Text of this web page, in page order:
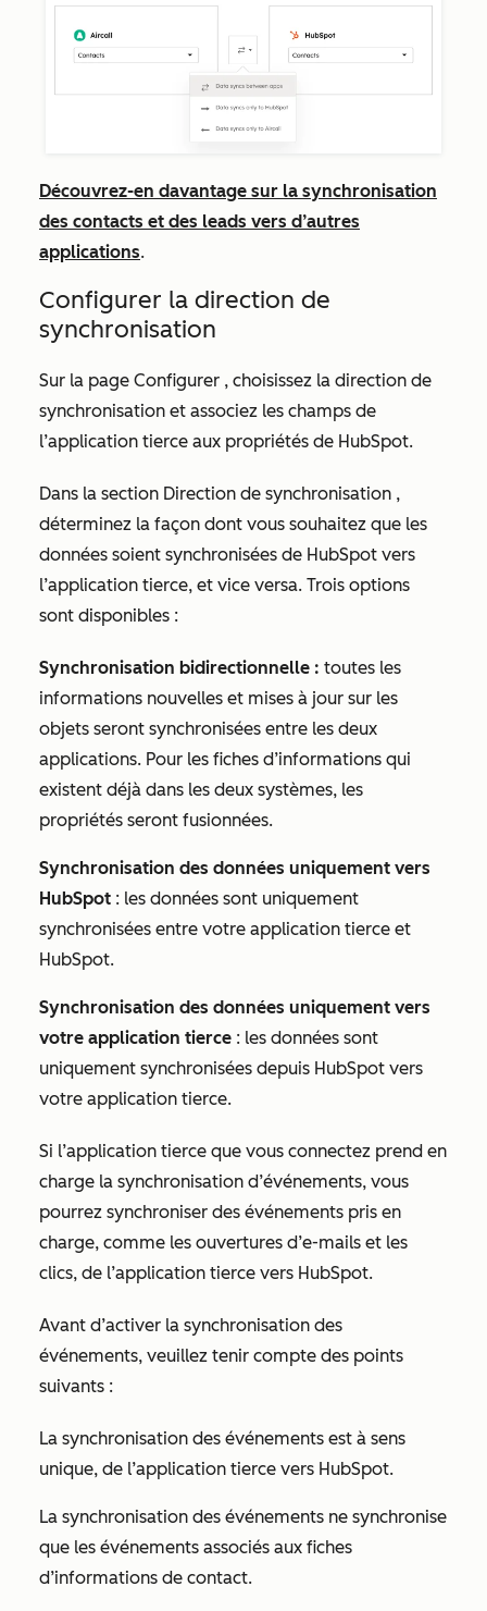
Découvrez-en davantage sur la synchronisation
des contacts et des leads vers d’autres
applications.
Configurer la direction de
synchronisation
Sur la page Configurer , choisissez la direction de
synchronisation et associez les champs de
l’application tierce aux propriétés de HubSpot.
Dans la section Direction de synchronisation ,
déterminez la façon dont vous souhaitez que les
données soient synchronisées de HubSpot vers
l’application tierce, et vice versa. Trois options
sont disponibles :
Synchronisation bidirectionnelle : toutes les
informations nouvelles et mises à jour sur les
objets seront synchronisées entre les deux
applications. Pour les fiches d’informations qui
existent déjà dans les deux systèmes, les
propriétés seront fusionnées.
Synchronisation des données uniquement vers
HubSpot : les données sont uniquement
synchronisées entre votre application tierce et
HubSpot.
Synchronisation des données uniquement vers
votre application tierce : les données sont
uniquement synchronisées depuis HubSpot vers
votre application tierce.
Si l’application tierce que vous connectez prend en
charge la synchronisation d’événements, vous
pourrez synchroniser des événements pris en
charge, comme les ouvertures d’e-mails et les
clics, de l’application tierce vers HubSpot.
Avant d’activer la synchronisation des
événements, veuillez tenir compte des points
suivants :
La synchronisation des événements est à sens
unique, de l’application tierce vers HubSpot.
La synchronisation des événements ne synchronise
que les événements associés aux fiches
d’informations de contact.